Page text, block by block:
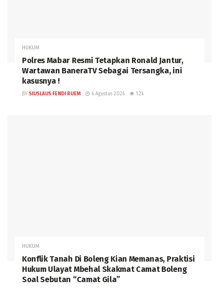
HUKUM
Polres Mabar Resmi Tetapkan Ronald Jantur,
Wartawan BaneraTV Sebagai Tersangka, ini
kasusnya !
BY SIUSLAUS FENDI RUEM 6 Agustus 2026 1.2k
HUKUM
Konflik Tanah Di Boleng Kian Memanas, Praktisi
Hukum Ulayat Mbehal Skakmat Camat Boleng
Soal Sebutan “Camat Gila”